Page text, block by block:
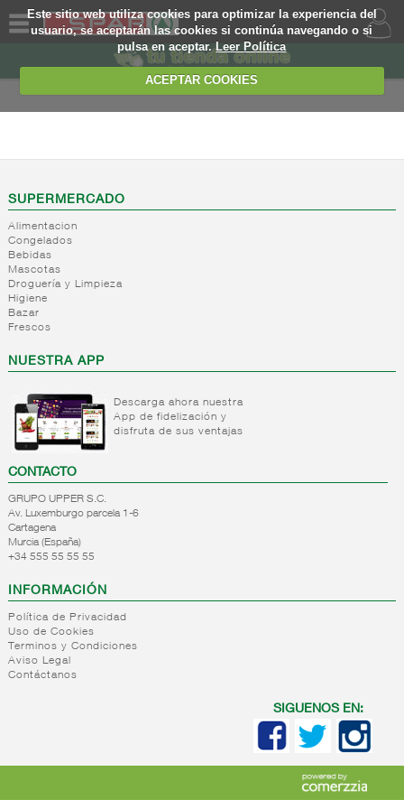
Este sitio web utiliza cookies para optimizar la experiencia del
usuario, se aceptarán las cookies si continúa navegando o si
pulsa en aceptar.Leer Política
ACEPTAR COOKIES
SOMOS
WEB
EJEMPLO
Yogures
bifidus
Yogur
salud
Postres
refrigerados
+
Postres
refrigerados
Leche
fresca
Leche
fresca
Bebida
refrigerada
cafe
+
refrigerada
Mantequillas
+
Mantequillas
Internacional
lacteos
ref.yogur,natas..
+
Internacional
natas
mantequillas
Internacional
lacteos
Margarinas+
Margarinas
Salazones,semi-
conservas
pescado,surimis
+
Salazones
Bacalao-
maruca
Ahumados-
aceite
Anchoa
Quesos en
cuñas
+
Quesos
cuñas
nacionales
Quesos
pasta
blanda,
+
blanda
cabra
ensaladas
SUPERMERCADO
Alimentacion
Congelados
Bebidas
Mascotas
Droguería y Limpieza
Higiene
Bazar
Frescos
NUESTRA APP
Descarga ahora nuestra
App de fidelización y
disfruta de sus ventajas
CONTACTO
GRUPO UPPER S.C.
Av. Luxemburgo parcela 1-6
Cartagena
Murcia (España)
+34 555 55 55 55
INFORMACIÓN
Política de Privacidad
Uso de Cookies
Terminos y Condiciones
Aviso Legal
Contáctanos
SIGUENOS EN: